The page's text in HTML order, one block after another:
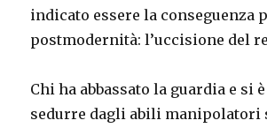
indicato essere la conseguenza
postmodernità: l’uccisione del
Chi ha abbassato la guardia e si
sedurre dagli abili manipolatori